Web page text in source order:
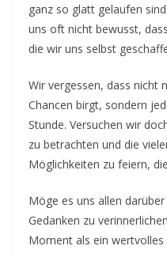
ganz so glatt gelaufen
uns oft nicht bewusst,
die wir uns selbst
Wir vergessen, dass nicht
Chancen birgt, sondern
Stunde. Versuchen wir
zu betrachten und die
Möglichkeiten zu feiern,
Möge es uns allen
Gedanken zu
Moment als ein wertvolles